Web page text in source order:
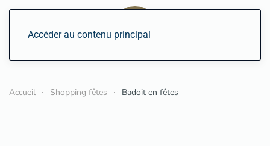
Accéder au contenu principal
Accueil Shopping fêtes Badoit en fêtes